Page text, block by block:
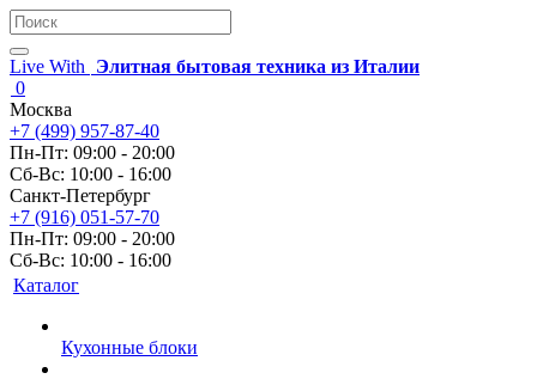
Live With
Элитная бытовая техника из Италии
0
Москва
+7 (499) 957-87-40
Пн-Пт: 09:00 - 20:00
Сб-Вс: 10:00 - 16:00
Санкт-Петербург
+7 (916) 051-57-70
Пн-Пт: 09:00 - 20:00
Сб-Вс: 10:00 - 16:00
Каталог
Кухонные блоки